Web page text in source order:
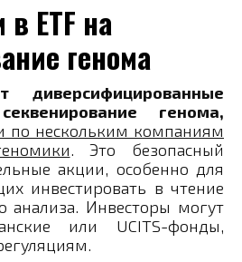
ETF на
генома
диверсифицированные
генома,
по нескольким компаниям
. Это безопасный
акции, особенно для
инвестировать в чтение
анализа. Инвесторы могут
или UCITS-фонды,